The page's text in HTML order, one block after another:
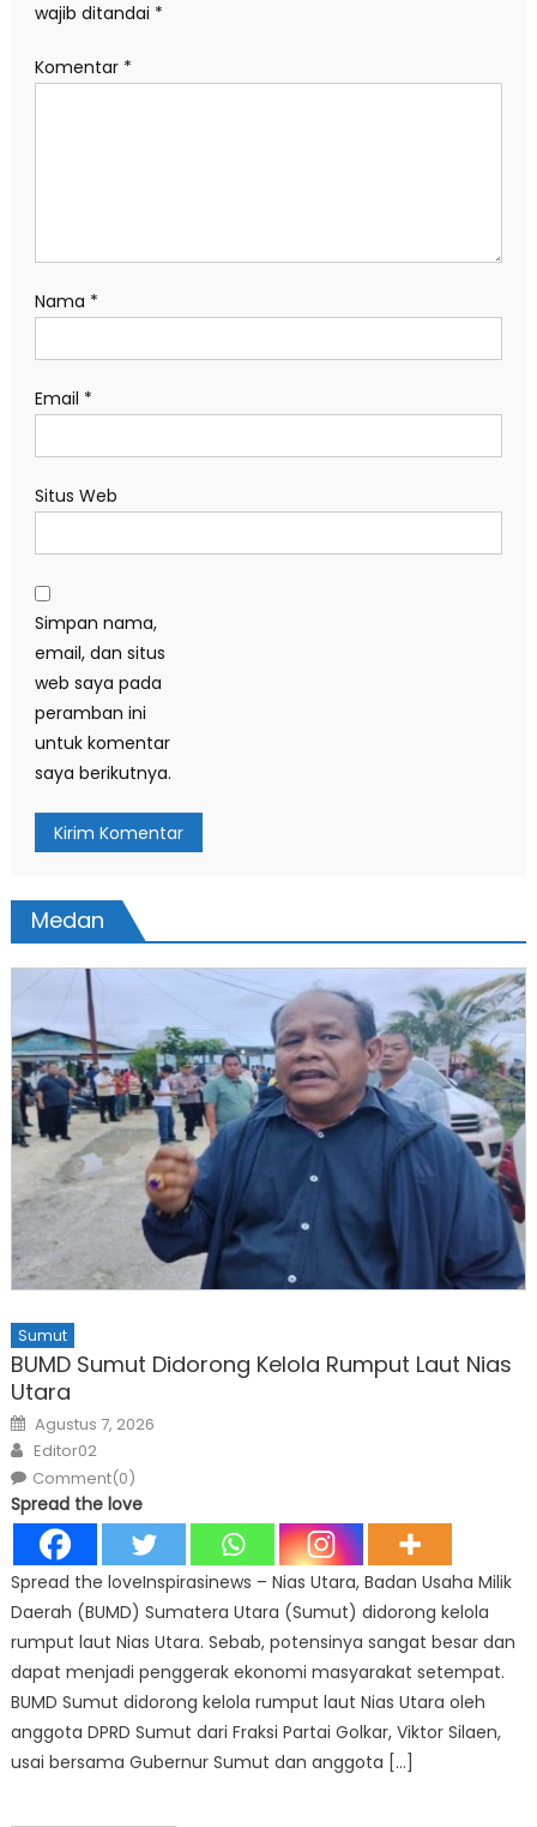
wajib ditandai *
Komentar *
Nama *
Email *
Situs Web
Simpan nama,
email, dan situs
web saya pada
peramban ini
untuk komentar
saya berikutnya.
Medan
Sumut
BUMD Sumut Didorong Kelola Rumput Laut Nias
Utara
Posted
on
Agustus 7, 2026
Author
Editor02
Comment(0)
Spread the love
Spread the loveInspirasinews – Nias Utara, Badan Usaha Milik
Daerah (BUMD) Sumatera Utara (Sumut) didorong kelola
rumput laut Nias Utara. Sebab, potensinya sangat besar dan
dapat menjadi penggerak ekonomi masyarakat setempat.
BUMD Sumut didorong kelola rumput laut Nias Utara oleh
anggota DPRD Sumut dari Fraksi Partai Golkar, Viktor Silaen,
usai bersama Gubernur Sumut dan anggota […]